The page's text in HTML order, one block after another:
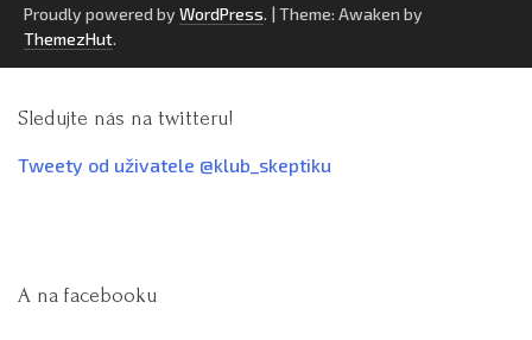
Proudly powered by WordPress. | Theme: Awaken by
ThemezHut.
Sledujte nás na twitteru!
Tweety od uživatele @klub_skeptiku
A na facebooku